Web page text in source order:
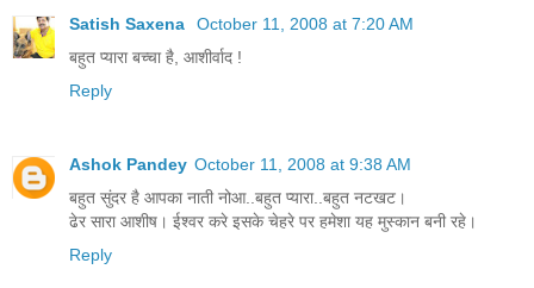
Satish Saxena
October 11, 2008 at 7:20 AM
बहुत प्यारा बच्चा है, आशीर्वाद !
Reply
Ashok Pandey October 11, 2008 at 9:38 AM
बहुत सुंदर है आपका नाती नोआ..बहुत प्‍यारा..बहुत नटखट।
ढेर सारा आशीष। ईश्‍वर करे इसके चेहरे पर हमेशा यह मुस्‍कान बनी रहे।
Reply